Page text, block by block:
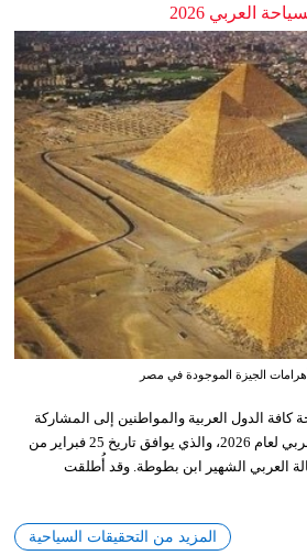
العربي 2026
الجيزة الموجودة في مصر
كافة الدول العربية والمواطنين إلى المشاركة
في الاحتفال بيوم السياحة العربي لعام 2026، والذي يوافق تاريخ 25 فبراير من
العربي الشهير ابن بطوطة. وقد أُطلقت
المزيد من التحقيقات السياحية